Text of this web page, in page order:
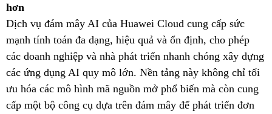
hơn
Dịch vụ đám mây AI của Huawei Cloud cung cấp sức
mạnh tính toán đa dạng, hiệu quả và ổn định, cho phép
các doanh nghiệp và nhà phát triển nhanh chóng xây dựng
các ứng dụng AI quy mô lớn. Nền tảng này không chỉ tối
ưu hóa các mô hình mã nguồn mở phổ biến mà còn cung
cấp một bộ công cụ dựa trên đám mây để phát triển đơn